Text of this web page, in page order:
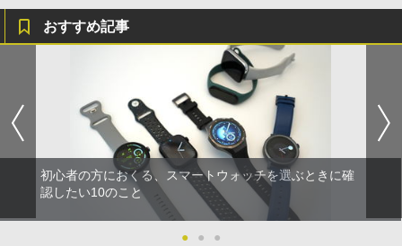
おすすめ記事
初心者の方におくる、スマートウォッチを選ぶときに確
認したい10のこと
● ● ●